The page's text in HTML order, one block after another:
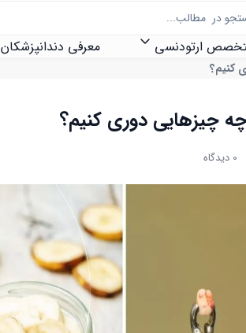
ارتودنسی معرفی دندانپزشکان
کنیم؟
چیزهایی دوری کنیم؟
0 دیدگاه